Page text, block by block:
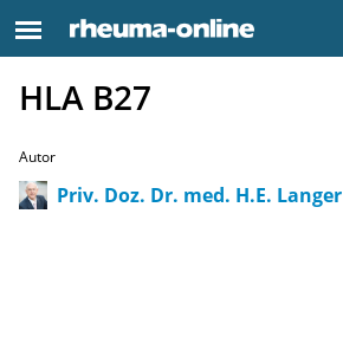
HLA B27
Autor
Priv. Doz. Dr. med. H.E. Langer